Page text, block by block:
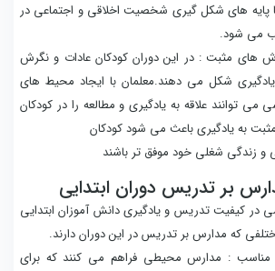
پایه های شکل گیری شخصیت اخلاقی و اجتماعی در
می شود.
های مثبت : در این دوران کودکان عادات و نگرش
شکل می دهند.معلمان با ایجاد محیط های
می توانند علاقه به یادگیری و مطالعه را در کودکان
به یادگیری باعث می شود کودکان
زندگی شغلی خود موفق تر باشند
بر تدریس دوران ابتدایی
کیفیت تدریس و یادگیری دانش آموزان ابتدایی
که مدارس بر تدریس در این دوران دارند.
مناسب : مدارس محیطی فراهم می کنند که برای